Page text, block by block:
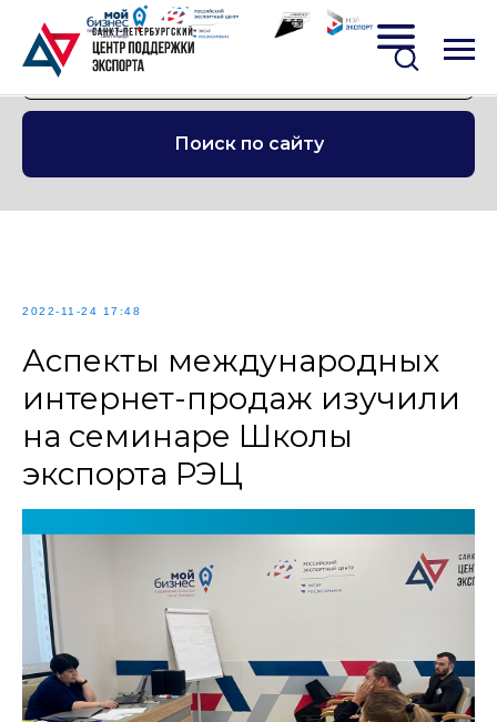
Поиск по сайту
2022-11-24 17:48
Аспекты международных
интернет-продаж изучили
на семинаре Школы
экспорта РЭЦ